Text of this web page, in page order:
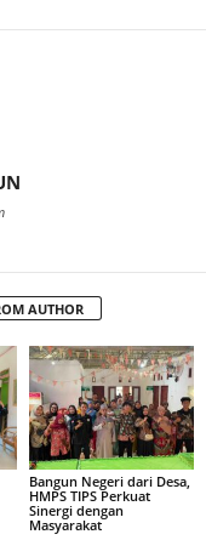
AUTHOR
Bangun Negeri dari Desa,
HMPS TIPS Perkuat
Sinergi dengan
Masyarakat